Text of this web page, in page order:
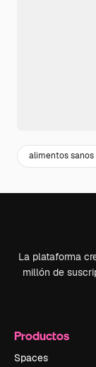
alimentos sanos
La plataforma
millón de
Productos
Spaces